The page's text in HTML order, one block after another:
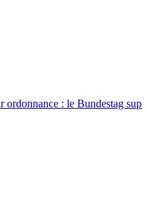
: le Bundestag